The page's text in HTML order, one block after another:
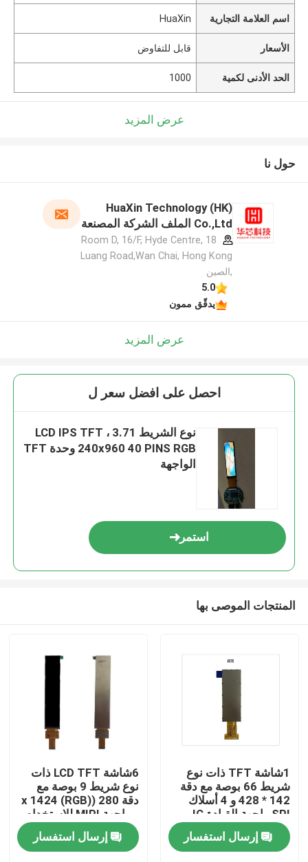
اسم العلامة التجارية HuaXin
الأسعار قابل للتفاوض
الحد الأدنى لكمية 1000
عرض المزيد
حول نا
HuaXin Technology (HK)
Co.,Ltd الملف الشركة المصنعة
Room D, 16/F, Hyde Centre, 18
Luang Road,Wan Chai, Hong Kong
,الصين
5.0
يدقّق ممون
عرض المزيد
احصل على افضل سعر ل
نوع الشريط 3.71 LCD IPS TFT ،
240x960 40 PINS RGB وحدة TFT
الواجهة
استمر
المنتجات الموصى بها
1شاشة TFT ذات نوع
شريط 66 بوصة مع دقة
142 * 428 و 4 أسلاك
SPI واجهة القيادة IC
NV3007
إرسال استفسار
6شاشة LCD TFT ذات
نوع شريط 9 بوصة مع
دقة 280 ((RGB) x 1424
و واجهة MIPI للاستخدام
الصناعي
إرسال استفسار